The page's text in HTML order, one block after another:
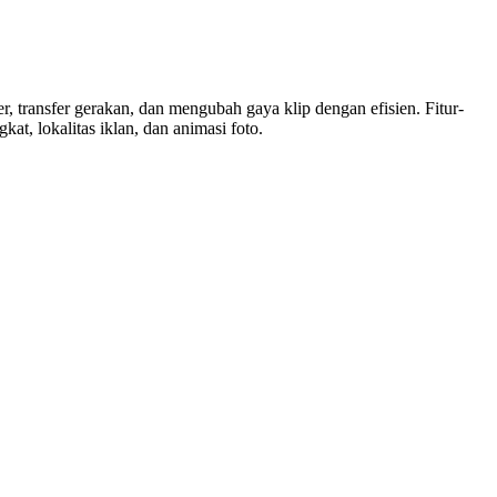
gerakan, dan mengubah gaya klip dengan efisien. Fitur-
lokalitas iklan, dan animasi foto.